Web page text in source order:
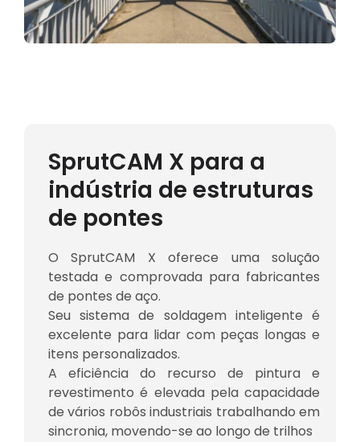
SprutCAM X para a
indústria de estruturas
de pontes
O SprutCAM X oferece uma solução
testada e comprovada para fabricantes
de pontes de aço.
Seu sistema de soldagem inteligente é
excelente para lidar com peças longas e
itens personalizados.
A eficiência do recurso de pintura e
revestimento é elevada pela capacidade
de vários robôs industriais trabalhando em
sincronia, movendo-se ao longo de trilhos